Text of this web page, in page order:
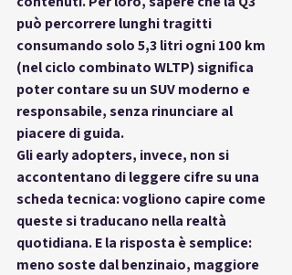
può percorrere lunghi tragitti
consumando solo 5,3 litri ogni 100 km
(nel ciclo combinato WLTP) significa
poter contare su un SUV moderno e
responsabile, senza rinunciare al
piacere di guida.
Gli early adopters, invece, non si
accontentano di leggere cifre su una
scheda tecnica: vogliono capire come
queste si traducano nella realtà
quotidiana. E la risposta è semplice:
meno soste dal benzinaio, maggiore